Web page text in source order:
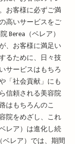
お客様に必ずご満
高いサービスをご
Berea（ベレア）
、お客様に満足い
るために、日々技
サービスはもちろ
「社会貢献」にも
信頼される美容院
はもちろんのこ
院をめざし、これ
レア）は進化し続
ベレア）では、期間